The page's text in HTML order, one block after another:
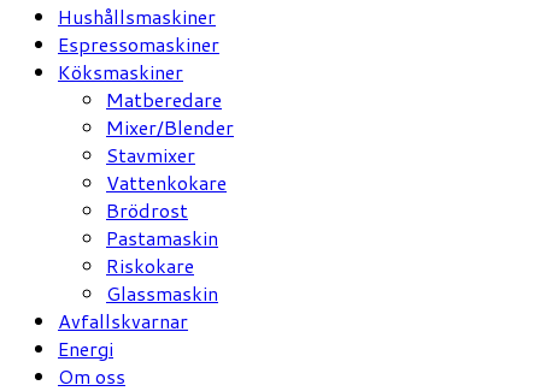
Hushållsmaskiner
Espressomaskiner
Köksmaskiner
Matberedare
Mixer/Blender
Stavmixer
Vattenkokare
Brödrost
Pastamaskin
Riskokare
Glassmaskin
Avfallskvarnar
Energi
Om oss